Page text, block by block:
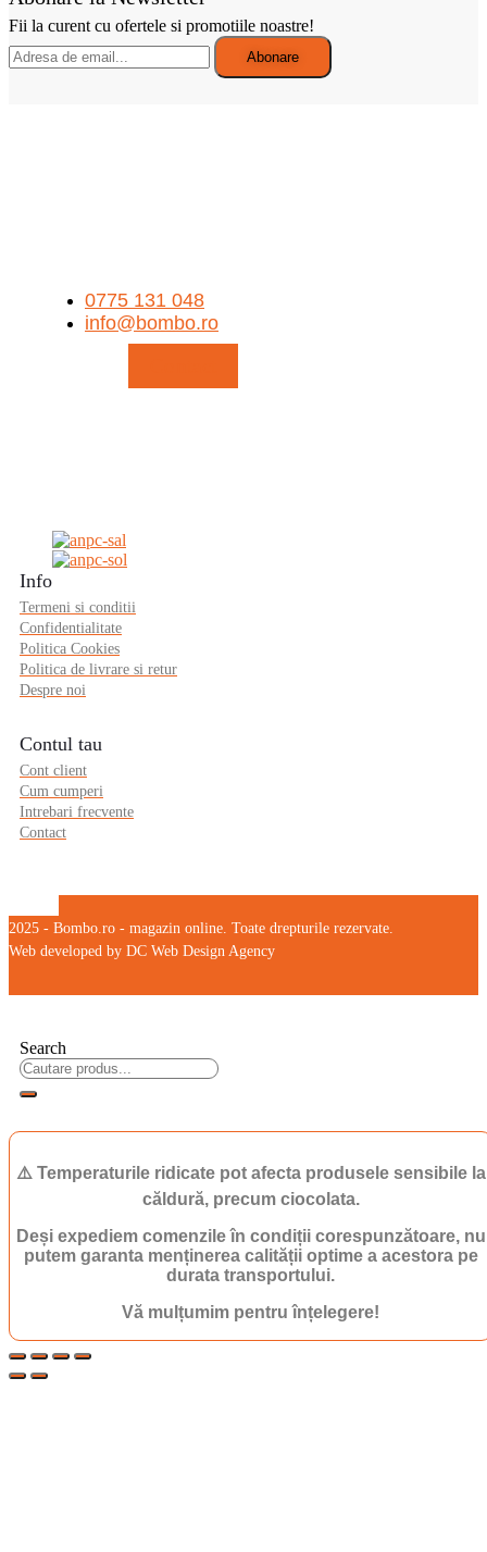
Fii la curent cu ofertele si promotiile noastre!
0775 131 048
info@bombo.ro
Info
Termeni si conditii
Confidentialitate
Politica Cookies
Politica de livrare si retur
Despre noi
Contul tau
Cont client
Cum cumperi
Intrebari frecvente
Contact
2025 - Bombo.ro - magazin online. Toate drepturile rezervate.
Web developed by DC Web Design Agency
Search
⚠️ Temperaturile ridicate pot afecta produsele sensibile la
căldură, precum ciocolata.
Deși expediem comenzile în condiții corespunzătoare, nu
putem garanta menținerea calității optime a acestora pe
durata transportului.
Vă mulțumim pentru înțelegere!